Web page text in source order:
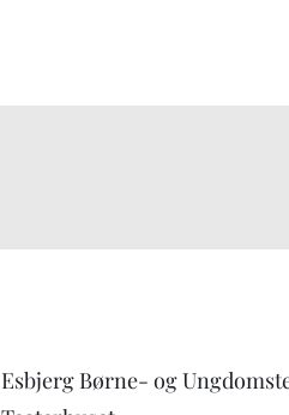
Esbjerg Børne- og